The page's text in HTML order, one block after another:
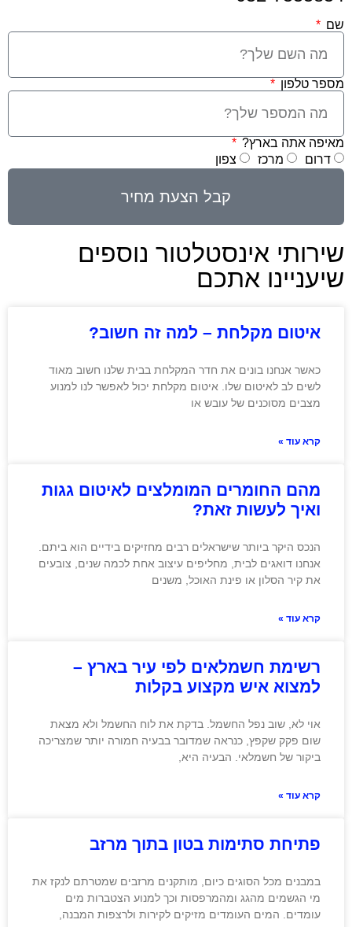
שם
מספר טלפון
מאיפה אתה בארץ?
דרום
מרכז צפון
קבל הצעת מחיר
שירותי אינסטלטור נוספים
שיעניינו אתכם
איטום מקלחת – למה זה חשוב?
כאשר אנחנו בונים את חדר המקלחת בבית שלנו חשוב מאוד
לשים לב לאיטום שלו. איטום מקלחת יכול לאפשר לנו למנוע
מצבים מסוכנים של עובש או
קרא עוד »
מהם החומרים המומלצים לאיטום גגות
ואיך לעשות זאת?
הנכס היקר ביותר שישראלים רבים מחזיקים בידיים הוא ביתם.
אנחנו דואגים לבית, מחליפים עיצוב אחת לכמה שנים, צובעים
את קיר הסלון או פינת האוכל, משנים
קרא עוד »
רשימת חשמלאים לפי עיר בארץ –
למצוא איש מקצוע בקלות
אוי לא, שוב נפל החשמל. בדקת את לוח החשמל ולא מצאת
שום פקק שקפץ, כנראה שמדובר בבעיה חמורה יותר שמצריכה
ביקור של חשמלאי. הבעיה היא,
קרא עוד »
פתיחת סתימות בטון בתוך מרזב
במבנים מכל הסוגים כיום, מותקנים מרזבים שמטרתם לנקז את
מי הגשמים מהגג ומהמרפסות וכך למנוע הצטברות מים
עומדים. המים העומדים מזיקים לקירות ולרצפות המבנה,